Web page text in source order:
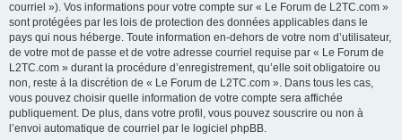
courriel »). Vos informations pour votre compte sur « Le Forum de L2TC.com »
sont protégées par les lois de protection des données applicables dans le
pays qui nous héberge. Toute information en-dehors de votre nom d’utilisateur,
de votre mot de passe et de votre adresse courriel requise par « Le Forum de
L2TC.com » durant la procédure d’enregistrement, qu’elle soit obligatoire ou
non, reste à la discrétion de « Le Forum de L2TC.com ». Dans tous les cas,
vous pouvez choisir quelle information de votre compte sera affichée
publiquement. De plus, dans votre profil, vous pouvez souscrire ou non à
l’envoi automatique de courriel par le logiciel phpBB.